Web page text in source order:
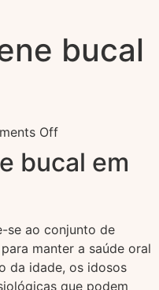
bucal
Off
bucal em
se ao conjunto de
manter a saúde oral
da idade, os idosos
que podem